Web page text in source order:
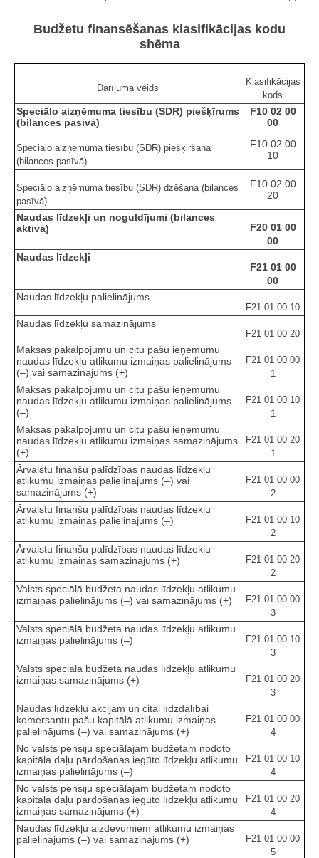
Budžetu finansēšanas klasifikācijas kodu
shēma
Darījuma veids
Klasifikācijas
kods
Speciālo aizņēmuma tiesību (SDR) piešķīrums
(bilances pasīvā)
F10 02 00
00
Speciālo aizņēmuma tiesību (SDR) piešķiršana
(bilances pasīvā)
F10 02 00
10
Speciālo aizņēmuma tiesību (SDR) dzēšana (bilances
pasīvā)
F10 02 00
20
Naudas līdzekļi un noguldījumi (bilances
aktīvā)
F20 01 00
00
Naudas līdzekļi
F21 01 00
00
Naudas līdzekļu palielinājums
F21 01 00 10
Naudas līdzekļu samazinājums
F21 01 00 20
Maksas pakalpojumu un citu pašu ieņēmumu
naudas līdzekļu atlikumu izmaiņas palielinājums
(–) vai samazinājums (+)
F21 01 00 00
1
Maksas pakalpojumu un citu pašu ieņēmumu
naudas līdzekļu atlikumu izmaiņas palielinājums
(–)
F21 01 00 10
1
Maksas pakalpojumu un citu pašu ieņēmumu
naudas līdzekļu atlikumu izmaiņas samazinājums
(+)
F21 01 00 20
1
Ārvalstu finanšu palīdzības naudas līdzekļu
atlikumu izmaiņas palielinājums (–) vai
samazinājums (+)
F21 01 00 00
2
Ārvalstu finanšu palīdzības naudas līdzekļu
atlikumu izmaiņas palielinājums (–)
F21 01 00 10
2
Ārvalstu finanšu palīdzības naudas līdzekļu
atlikumu izmaiņas samazinājums (+)
F21 01 00 20
2
Valsts speciālā budžeta naudas līdzekļu atlikumu
izmaiņas palielinājums (–) vai samazinājums (+)
F21 01 00 00
3
Valsts speciālā budžeta naudas līdzekļu atlikumu
izmaiņas palielinājums (–)
F21 01 00 10
3
Valsts speciālā budžeta naudas līdzekļu atlikumu
izmaiņas samazinājums (+)
F21 01 00 20
3
Naudas līdzekļu akcijām un citai līdzdalībai
komersantu pašu kapitālā atlikumu izmaiņas
palielinājums (–) vai samazinājums (+)
F21 01 00 00
4
No valsts pensiju speciālajam budžetam nodoto
kapitāla daļu pārdošanas iegūto līdzekļu atlikumu
izmaiņas palielinājums (–)
F21 01 00 10
4
No valsts pensiju speciālajam budžetam nodoto
kapitāla daļu pārdošanas iegūto līdzekļu atlikumu
izmaiņas samazinājums (+)
F21 01 00 20
4
Naudas līdzekļu aizdevumiem atlikumu izmaiņas
palielinājums (–) vai samazinājums (+)
F21 01 00 00
5